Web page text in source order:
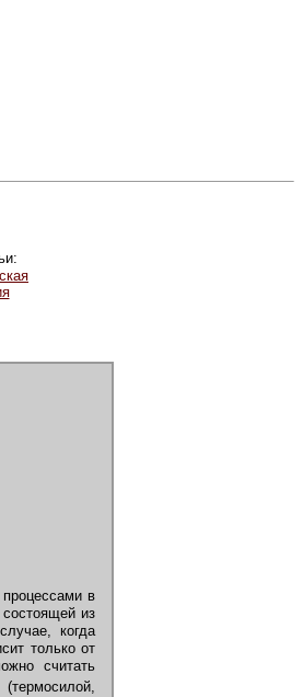
в
из
когда
только от
считать